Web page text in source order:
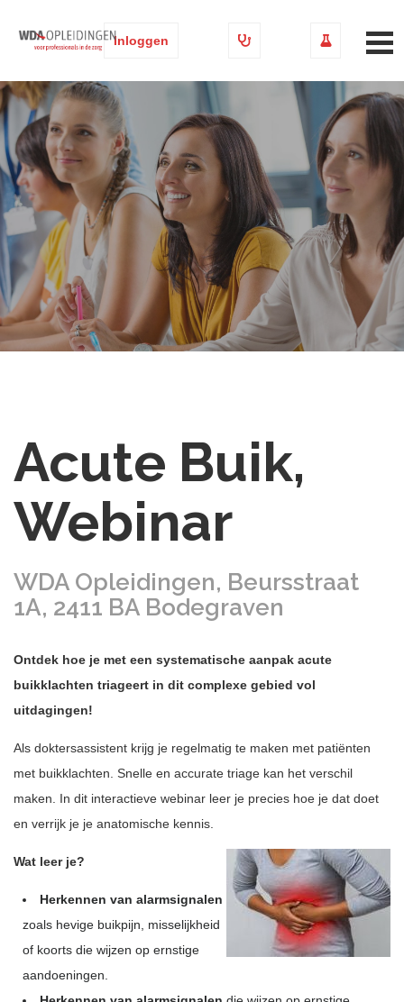
Inloggen
Acute Buik,
Webinar
WDA Opleidingen, Beursstraat
1A, 2411 BA Bodegraven
Ontdek hoe je met een systematische aanpak acute
buikklachten triageert in dit complexe gebied vol
uitdagingen!
Als doktersassistent krijg je regelmatig te maken met patiënten
met buikklachten. Snelle en accurate triage kan het verschil
maken. In dit interactieve webinar leer je precies hoe je dat doet
en verrijk je je anatomische kennis.
Wat leer je?
Herkennen van alarmsignalen
zoals hevige buikpijn, misselijkheid
of koorts die wijzen op ernstige
aandoeningen.